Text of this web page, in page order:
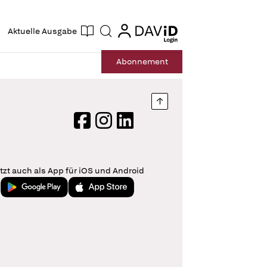
Aktuelle Ausgabe Suche login
login
Abonnement
Nach oben springen
FacebookInstagram
LinkedIn
auch als App für iOS und Android
Jetzt bei Google PlayLaden im App Store